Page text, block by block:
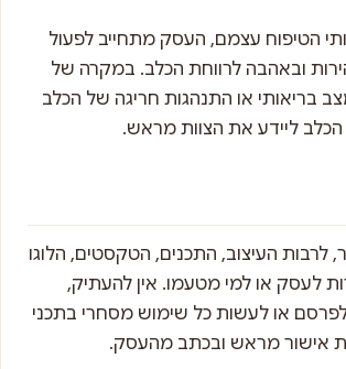
הטיפוח עצמם, העסק מתחייב לפעול
ובאהבה לרווחת הכלב. במקרה של
בריאותי או התנהגות חריגה של הכלב
ליידע את הצוות מראש.
לרבות העיצוב, התכנים, הטקסטים, הלוגו
לעסק או למי מטעמו. אין להעתיק,
או לעשות כל שימוש מסחרי בתכני
אישור מראש ובכתב מהעסק.